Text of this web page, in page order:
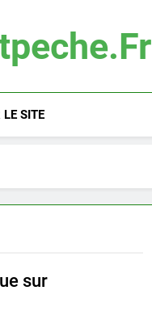
LE SITE
sur